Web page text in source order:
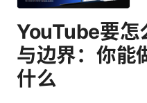
YouTube要怎
与边界：你能
什么